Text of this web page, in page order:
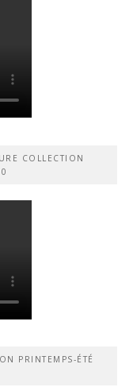
COLLECTION
PRINTEMPS-ÉTÉ